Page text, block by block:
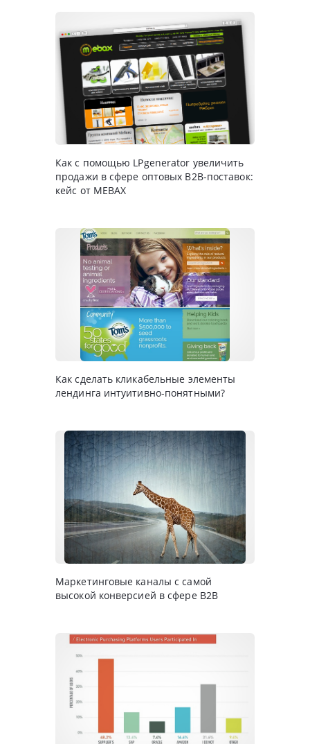
Как с помощью LPgenerator увеличить
продажи в сфере оптовых B2B-поставок:
кейс от MEBAX
Как сделать кликабельные элементы
лендинга интуитивно-понятными?
Маркетинговые каналы с самой
высокой конверсией в сфере В2В